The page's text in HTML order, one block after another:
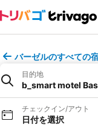
バーゼルのすべての
目的地
b_smart motel
チェックイン/アウト
日付を選択